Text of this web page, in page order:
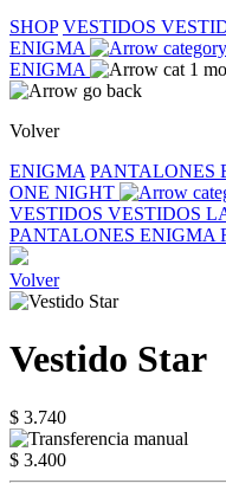
SHOP VESTIDOS
ENIGMA
ENIGMA
Volver
ENIGMA PANTALONES
ONE NIGHT
VESTIDOS VESTIDOS
PANTALONES ENIGMA
Volver
Vestido Star
$ 3.740
$ 3.400